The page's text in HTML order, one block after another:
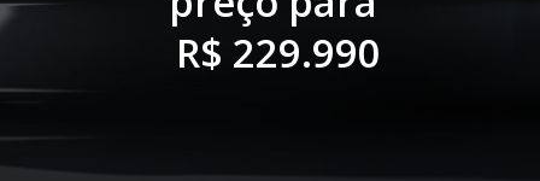
R$ 229.990